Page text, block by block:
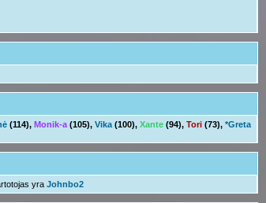
(114), Monik-a (105), Vika (100), Xante (94), Tori (73), *Greta
yra Johnbo2